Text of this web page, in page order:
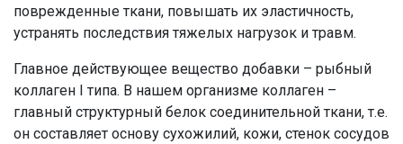
поврежденные ткани, повышать их эластичность,
устранять последствия тяжелых нагрузок и травм.
Главное действующее вещество добавки – рыбный
коллаген I типа. В нашем организме коллаген –
главный структурный белок соединительной ткани, т.е.
он составляет основу сухожилий, кожи, стенок сосудов